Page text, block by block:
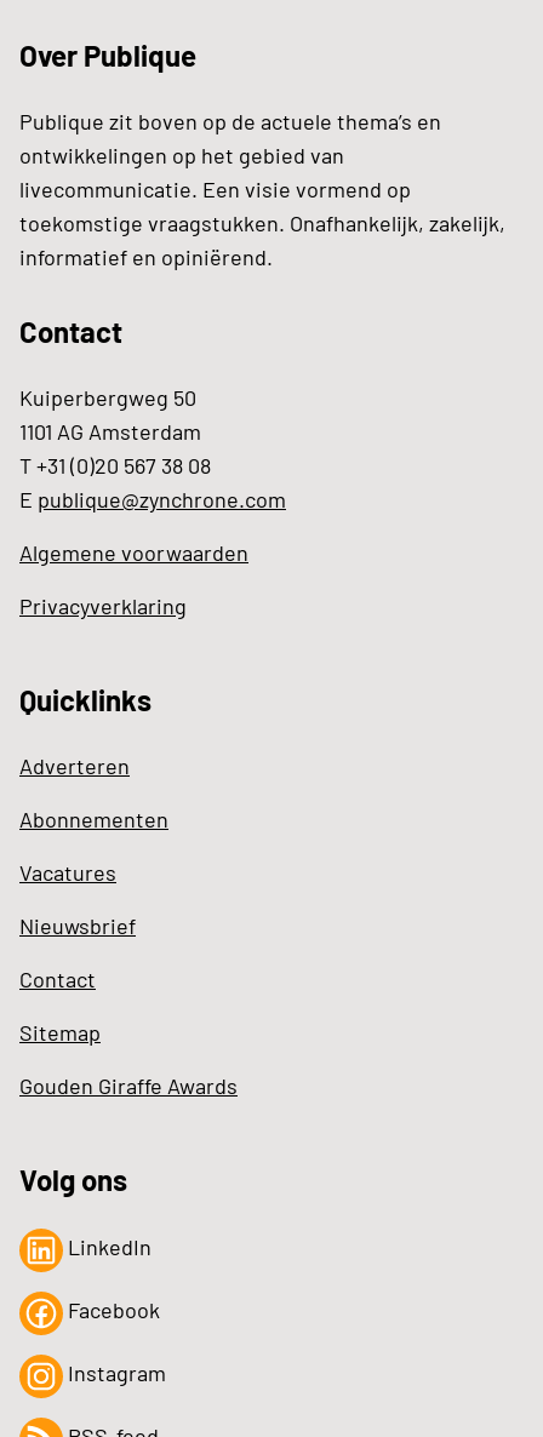
Over Publique
Publique zit boven op de actuele thema’s en
ontwikkelingen op het gebied van
livecommunicatie. Een visie vormend op
toekomstige vraagstukken. Onafhankelijk, zakelijk,
informatief en opiniërend.
Contact
Kuiperbergweg 50
1101 AG Amsterdam
T +31 (0)20 567 38 08
E publique@zynchrone.com
Algemene voorwaarden
Privacyverklaring
Quicklinks
Adverteren
Abonnementen
Vacatures
Nieuwsbrief
Contact
Sitemap
Gouden Giraffe Awards
Volg ons
LinkedIn
Facebook
Instagram